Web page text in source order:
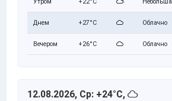
Днем +27°C Облачно
Вечером +26°C Облачно
12.08.2026, Ср: +24°C,